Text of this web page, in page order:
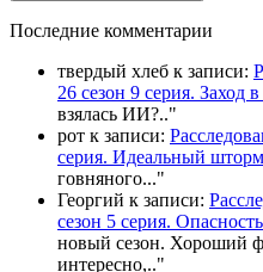
Последние комментарии
твердый хлеб к записи:
26 сезон 9 серия. Заход
взялась ИИ?.."
рот к записи:
серия. Идеальный шторм
говняного..."
Георгий к записи:
сезон 5 серия.
новый сезон. Хороший
интересно,.."